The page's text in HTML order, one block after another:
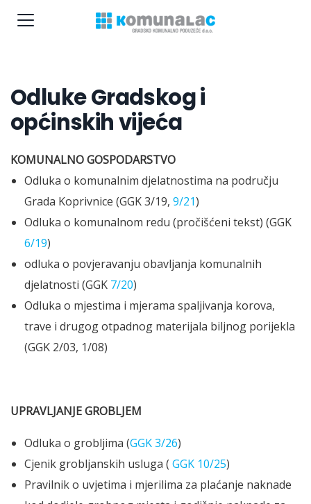
Odluke Gradskog i
općinskih vijeća
KOMUNALNO GOSPODARSTVO
Odluka o komunalnim djelatnostima na području
Grada Koprivnice (GGK 3/19, 9/21)
Odluka o komunalnom redu (pročišćeni tekst) (GGK
6/19)
odluka o povjeravanju obavljanja komunalnih
djelatnosti (GGK 7/20)
Odluka o mjestima i mjerama spaljivanja korova,
trave i drugog otpadnog materijala biljnog porijekla
(GGK 2/03, 1/08)
UPRAVLJANJE GROBLJEM
Odluka o grobljima (GGK 3/26)
Cjenik grobljanskih usluga ( GGK 10/25)
Pravilnik o uvjetima i mjerilima za plaćanje naknade